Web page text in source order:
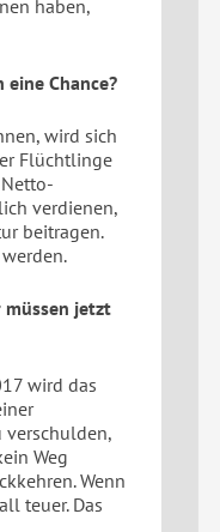
haben,
Chance?
wird sich
Flüchtlinge
verdienen,
beitragen.
jetzt
wird das
verschulden,
Weg
Wenn
teuer. Das